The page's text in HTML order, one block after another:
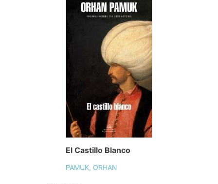
El Castillo Blanco
PAMUK, ORHAN